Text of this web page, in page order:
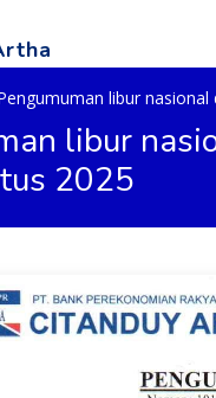
libur
libur
2025